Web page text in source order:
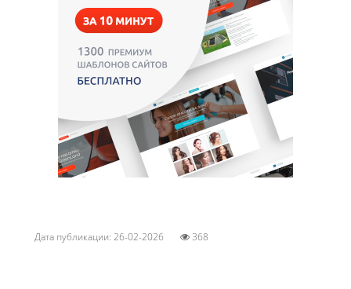
Дата публикации: 26-02-2026 368